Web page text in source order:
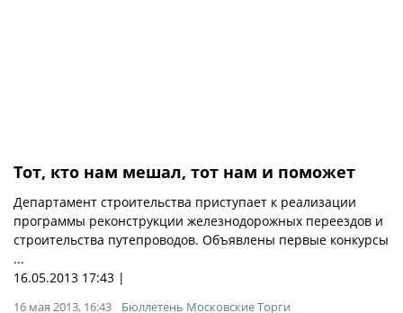
Тот, кто нам мешал, тот нам и поможет
Департамент строительства приступает к реализации
программы реконструкции железнодорожных переездов и
строительства путепроводов. Объявлены первые конкурсы
...
16.05.2013 17:43 |
16 мая 2013, 16:43 Бюллетень Московские Торги